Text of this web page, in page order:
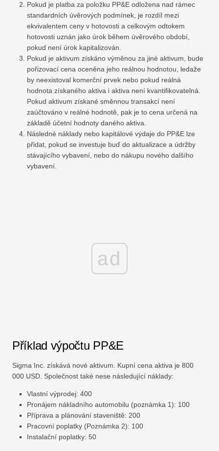
Pokud je platba za položku PP&E odložena nad rámec
standardních úvěrových podmínek, je rozdíl mezi
ekvivalentem ceny v hotovosti a celkovým odtokem
hotovosti uznán jako úrok během úvěrového období,
pokud není úrok kapitalizován.
Pokud je aktivum získáno výměnou za jiné aktivum, bude
pořizovací cena oceněna jeho reálnou hodnotou, ledaže
by neexistoval komerční prvek nebo pokud reálná
hodnota získaného aktiva i aktiva není kvantifikovatelná.
Pokud aktivum získané směnnou transakcí není
zaúčtováno v reálné hodnotě, pak je to cena určená na
základě účetní hodnoty daného aktiva.
Následné náklady nebo kapitálové výdaje do PP&E lze
přidat, pokud se investuje buď do aktualizace a údržby
stávajícího vybavení, nebo do nákupu nového dalšího
vybavení.
ad
Příklad výpočtu PP&E
Sigma Inc. získává nové aktivum. Kupní cena aktiva je 800
000 USD. Společnost také nese následující náklady:
Vlastní výprodej: 400
Pronájem nákladního automobilu (poznámka 1): 100
Příprava a plánování staveniště: 200
Pracovní poplatky (Poznámka 2): 100
Instalační poplatky: 50